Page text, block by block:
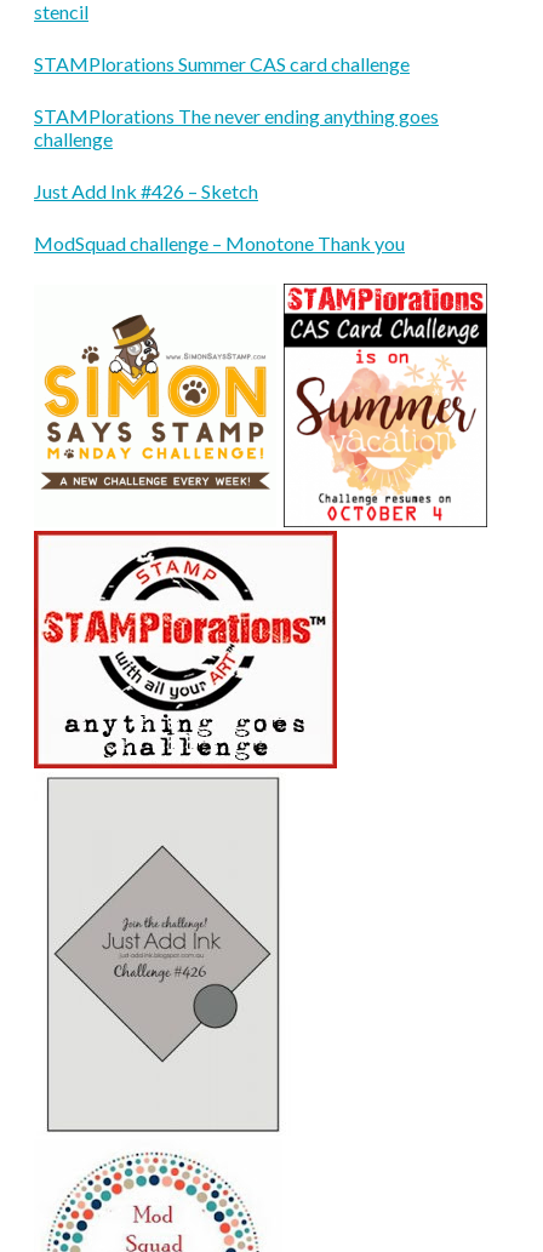
stencil
STAMPlorations Summer CAS card challenge
STAMPlorations The never ending anything goes
challenge
Just Add Ink #426 – Sketch
ModSquad challenge – Monotone Thank you